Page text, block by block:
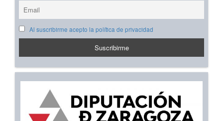
Al suscribirme acepto la política de privacidad